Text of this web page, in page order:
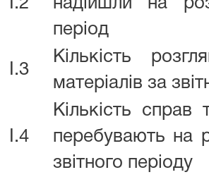
I.2
надійшли на
період
I.3
Кількість
матеріалів за
I.4
Кількість справ
перебувають на
звітного періоду